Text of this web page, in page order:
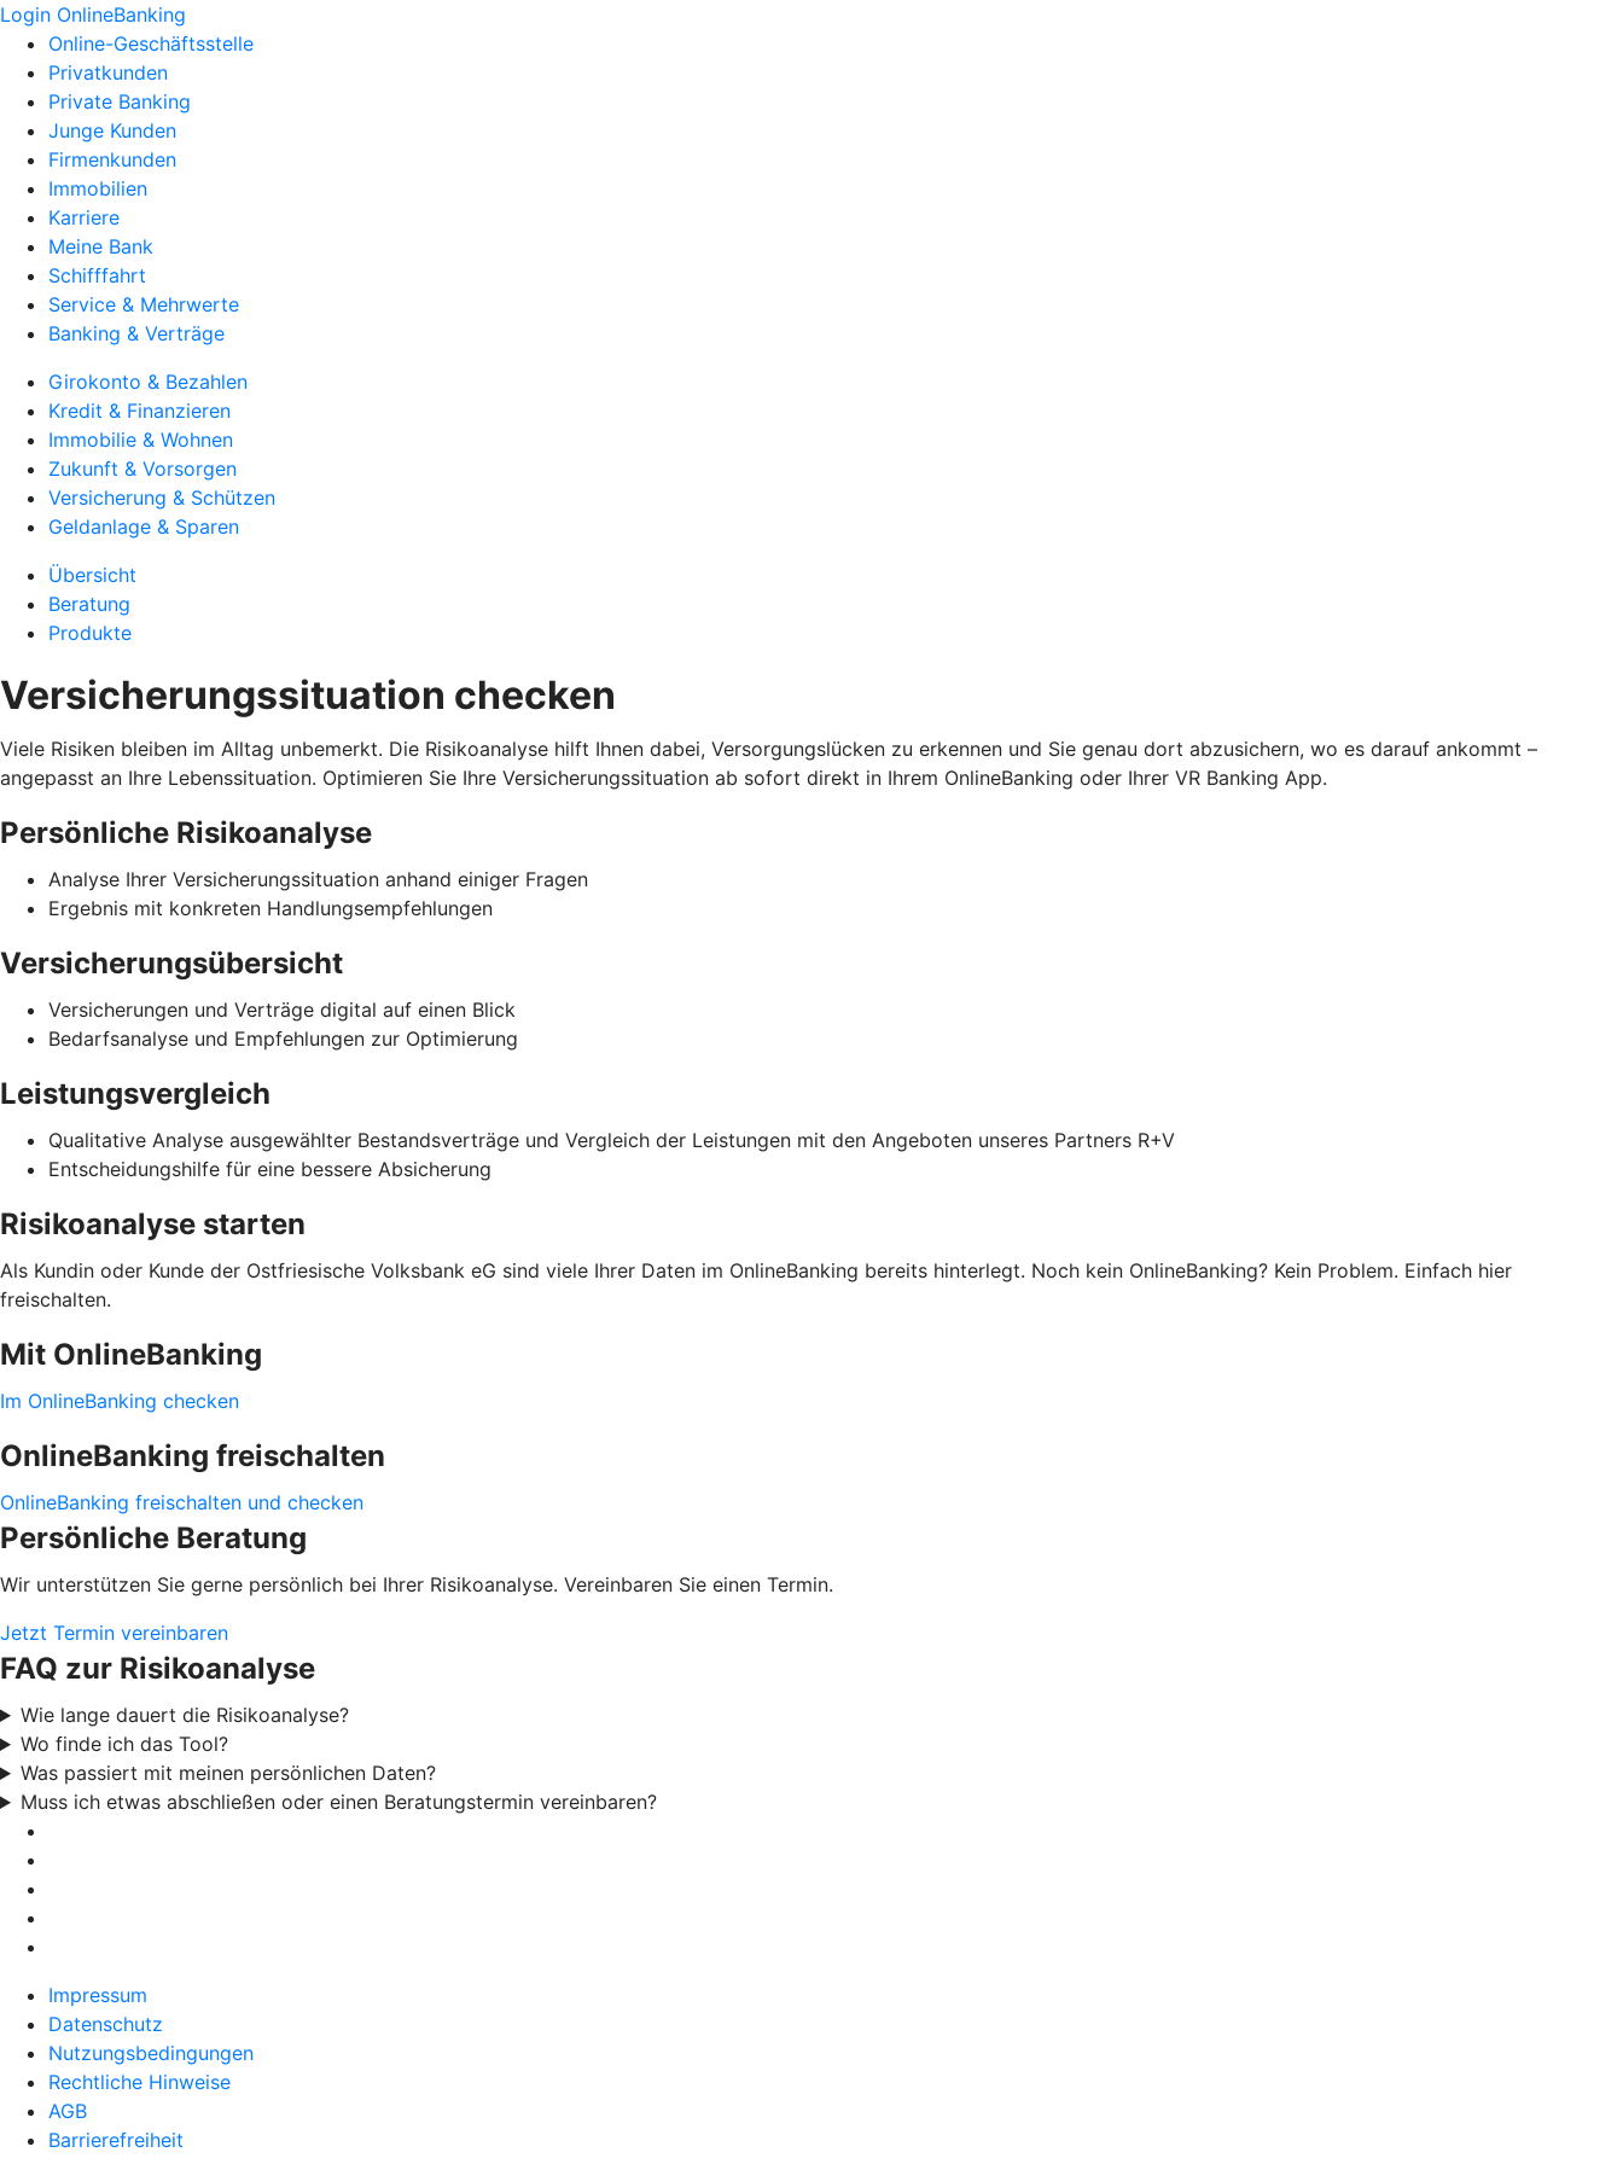
Login OnlineBanking
Online-Geschäftsstelle
Privatkunden
Private Banking
Junge Kunden
Firmenkunden
Immobilien
Karriere
Meine Bank
Schifffahrt
Service & Mehrwerte
Banking & Verträge
Girokonto & Bezahlen
Kredit & Finanzieren
Immobilie & Wohnen
Zukunft & Vorsorgen
Versicherung & Schützen
Geldanlage & Sparen
Übersicht
Beratung
Produkte
Versicherungssituation checken
Viele Risiken bleiben im Alltag unbemerkt. Die Risikoanalyse hilft Ihnen dabei, Versorgungslücken zu erkennen und Sie genau dort abzusichern, wo es darauf ankommt –
angepasst an Ihre Lebenssituation. Optimieren Sie Ihre Versicherungssituation ab sofort direkt in Ihrem OnlineBanking oder Ihrer VR Banking App.
Persönliche Risikoanalyse
Analyse Ihrer Versicherungssituation anhand einiger Fragen
Ergebnis mit konkreten Handlungsempfehlungen
Versicherungsübersicht
Versicherungen und Verträge digital auf einen Blick
Bedarfsanalyse und Empfehlungen zur Optimierung
Leistungsvergleich
Qualitative Analyse ausgewählter Bestandsverträge und Vergleich der Leistungen mit den Angeboten unseres Partners R+V
Entscheidungshilfe für eine bessere Absicherung
Risikoanalyse starten
Als Kundin oder Kunde der Ostfriesische Volksbank eG sind viele Ihrer Daten im OnlineBanking bereits hinterlegt. Noch kein OnlineBanking? Kein Problem. Einfach hier
freischalten.
Mit OnlineBanking
Im OnlineBanking checken
OnlineBanking freischalten
OnlineBanking freischalten und checken
Persönliche Beratung
Wir unterstützen Sie gerne persönlich bei Ihrer Risikoanalyse. Vereinbaren Sie einen Termin.
Jetzt Termin vereinbaren
FAQ zur Risikoanalyse
Wie lange dauert die Risikoanalyse?
Wo finde ich das Tool?
Was passiert mit meinen persönlichen Daten?
Muss ich etwas abschließen oder einen Beratungstermin vereinbaren?
Impressum
Datenschutz
Nutzungsbedingungen
Rechtliche Hinweise
AGB
Barrierefreiheit